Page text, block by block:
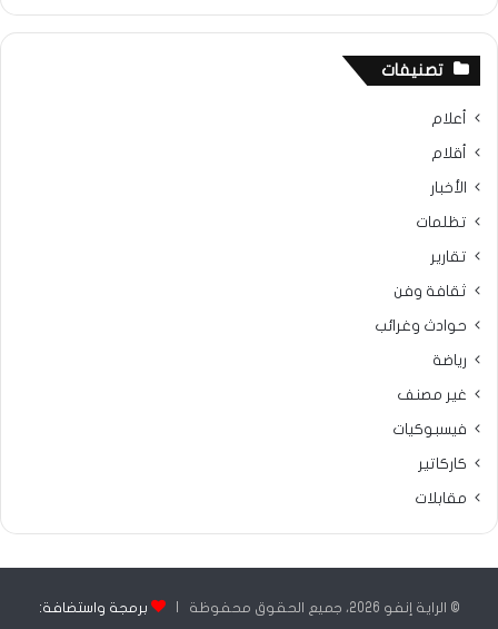
تصنيفات
أعلام
أقلام
الأخبار
تظلمات
تقارير
ثقافة وفن
حوادث وغرائب
رياضة
غير مصنف
فيسبوكيات
كاركاتير
مقابلات
© الراية إنفو 2026، جميع الحقوق محفوظة | برمجة واستضافة: